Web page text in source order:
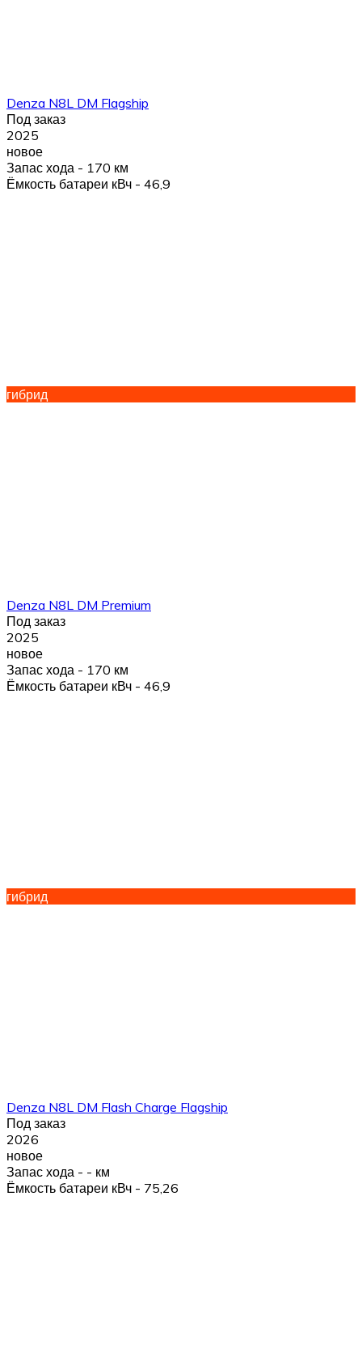
Denza N8L DM Flagship
Под заказ
2025
новое
Запас хода - 170 км
Ёмкость батареи кВч - 46,9
гибрид
Denza N8L DM Premium
Под заказ
2025
новое
Запас хода - 170 км
Ёмкость батареи кВч - 46,9
гибрид
Denza N8L DM Flash Charge Flagship
Под заказ
2026
новое
Запас хода - - км
Ёмкость батареи кВч - 75,26